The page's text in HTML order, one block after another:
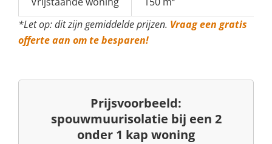
*Let op: dit zijn gemiddelde prijzen. Vraag een gratis
offerte aan om te besparen!
Prijsvoorbeeld:
spouwmuurisolatie bij een 2
onder 1 kap woning